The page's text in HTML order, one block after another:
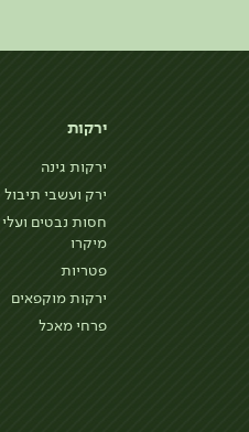
ירקות
ירקות גינה
ירק ועשבי תיבול
חסות נבטים ועלי
מיקרו
פטריות
ירקות מוקפאים
פרחי מאכל